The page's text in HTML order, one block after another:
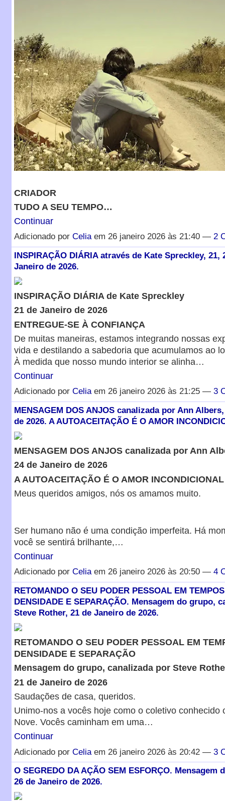
CRIADOR
TUDO A SEU TEMPO…
Continuar
Adicionado por Celiaem 26 janeiro 2026 às 21:40 — 2
INSPIRAÇÃO DIÁRIA através de Kate Spreckley, 21,
Janeiro de 2026.
INSPIRAÇÃO DIÁRIA de Kate Spreckley
21 de Janeiro de 2026
ENTREGUE-SE À CONFIANÇA
De muitas maneiras, estamos integrando nossas
vida e destilando a sabedoria que acumulamos ao
À medida que nosso mundo interior se alinha…
Continuar
Adicionado por Celiaem 26 janeiro 2026 às 21:25 — 3
MENSAGEM DOS ANJOS canalizada por Ann
de 2026. A AUTOACEITAÇÃO É O AMOR
MENSAGEM DOS ANJOS canalizada por Ann
24 de Janeiro de 2026
A AUTOACEITAÇÃO É O AMOR INCONDICIONAL
Meus queridos amigos, nós os amamos muito.
Ser humano não é uma condição imperfeita. Há
você se sentirá brilhante,…
Continuar
Adicionado por Celiaem 26 janeiro 2026 às 20:50 — 4
RETOMANDO O SEU PODER PESSOAL EM
DENSIDADE E SEPARAÇÃO. Mensagem do grupo,
Steve Rother, 21 de Janeiro de 2026.
RETOMANDO O SEU PODER PESSOAL EM
DENSIDADE E SEPARAÇÃO
Mensagem do grupo, canalizada por Steve
21 de Janeiro de 2026
Saudações de casa, queridos.
Unimo-nos a vocês hoje como o coletivo conhecido
Nove. Vocês caminham em uma…
Continuar
Adicionado por Celiaem 26 janeiro 2026 às 20:42 — 3
O SEGREDO DA AÇÃO SEM ESFORÇO. Mensagem
26 de Janeiro de 2026.